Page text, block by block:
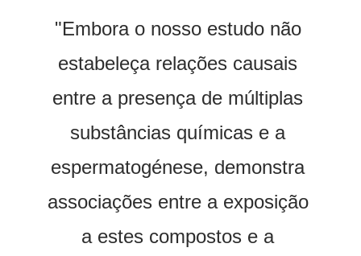
"Embora o nosso estudo não
estabeleça relações causais
entre a presença de múltiplas
substâncias químicas e a
espermatogénese, demonstra
associações entre a exposição
a estes compostos e a